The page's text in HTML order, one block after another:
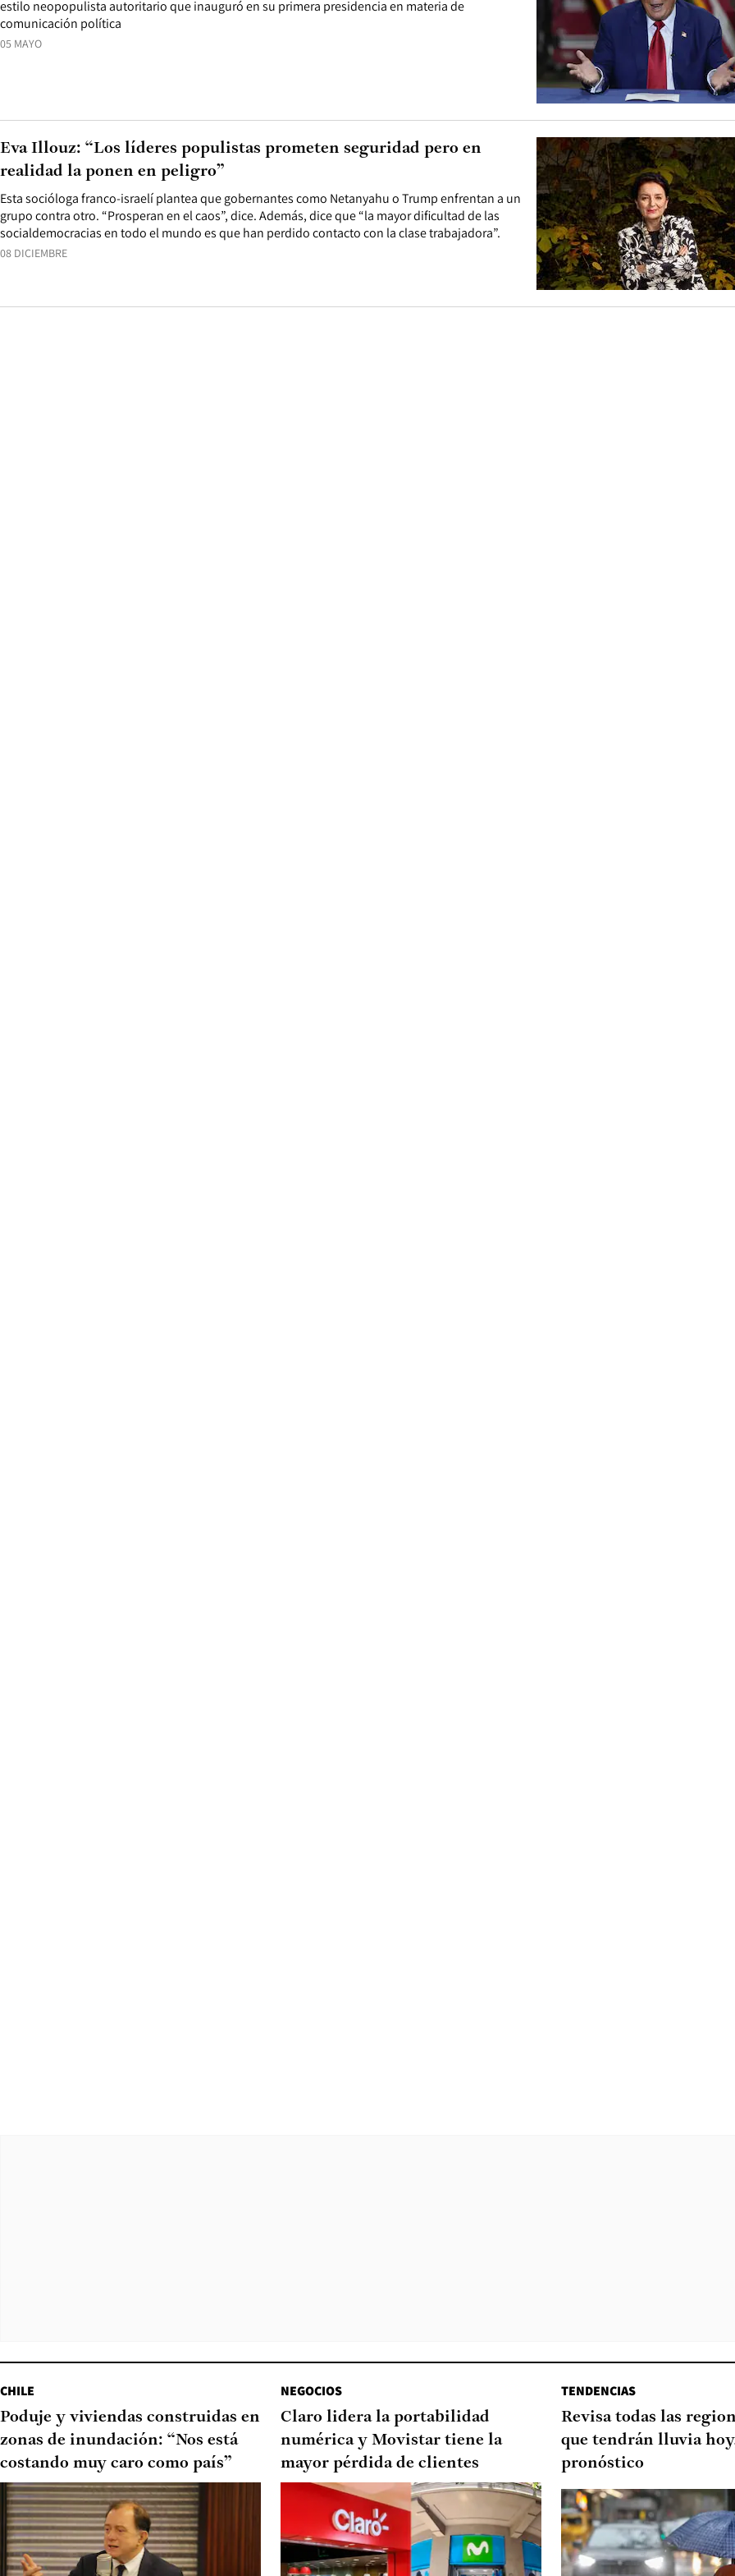
05 MAYO
estilo neopopulista autoritario que inauguró en su primera presidencia en materia de
comunicación política
08 DICIEMBRE
Esta socióloga franco-israelí plantea que gobernantes como Netanyahu o Trump enfrentan a un
grupo contra otro. “Prosperan en el caos”, dice. Además, dice que “la mayor dificultad de las
socialdemocracias en todo el mundo es que han perdido contacto con la clase trabajadora”.
Eva Illouz: “Los líderes populistas prometen seguridad pero en
realidad la ponen en peligro”
CHILE
Poduje y viviendas construidas en
zonas de inundación: “Nos está
costando muy caro como país”
NEGOCIOS
Claro lidera la portabilidad
numérica y Movistar tiene la
mayor pérdida de clientes
TENDENCIAS
Revisa todas las
que tendrán lluvia
pronóstico